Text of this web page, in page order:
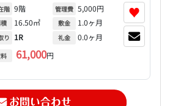
階 9階
16.50㎡
り 1R
61,000円
管理費 5,000円
敷金 1.0ヶ月
礼金 0.0ヶ月
♥